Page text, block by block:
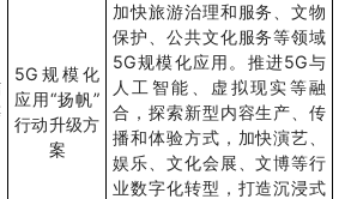
5G 规模化
应用“扬帆”
行动升级方
案
加快旅游治理和服务、文物
保护、公共文化服务等领域
5G规模化应用。推进5G与
人工智能、虚拟现实等融
合，探索新型内容生产、传
播和体验方式，加快演艺、
娱乐、文化会展、文博等行
业数字化转型，打造沉浸式